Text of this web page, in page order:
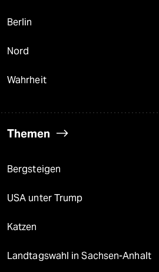
Berlin
Nord
Wahrheit
Themen
Bergsteigen
USA unter Trump
Katzen
Landtagswahl in Sachsen-Anhalt